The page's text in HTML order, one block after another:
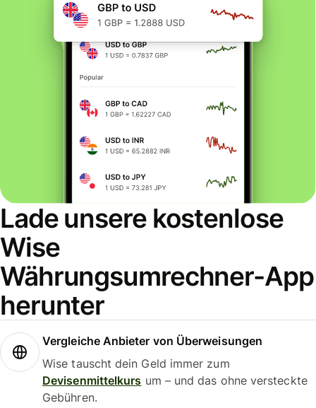
Lade unsere kostenlose
Wise
Währungsumrechner-App
herunter
Vergleiche Anbieter von Überweisungen
Wise tauscht dein Geld immer zum
Devisenmittelkurs um – und das ohne versteckte
Gebühren.